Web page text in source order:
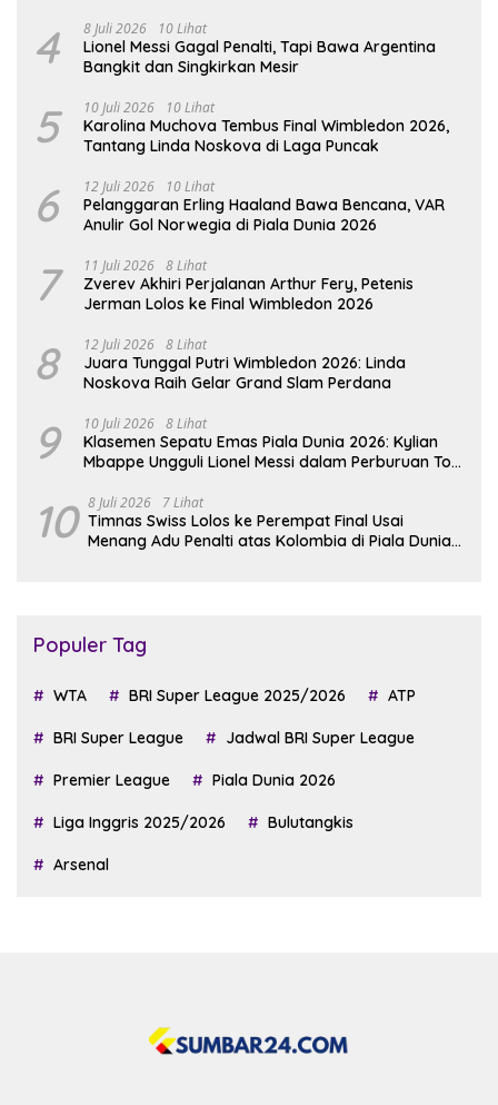
4 8 Juli 2026 10 Lihat
Lionel Messi Gagal Penalti, Tapi Bawa Argentina
Bangkit dan Singkirkan Mesir
5 10 Juli 2026 10 Lihat
Karolina Muchova Tembus Final Wimbledon 2026,
Tantang Linda Noskova di Laga Puncak
6 12 Juli 2026 10 Lihat
Pelanggaran Erling Haaland Bawa Bencana, VAR
Anulir Gol Norwegia di Piala Dunia 2026
7 11 Juli 2026 8 Lihat
Zverev Akhiri Perjalanan Arthur Fery, Petenis
Jerman Lolos ke Final Wimbledon 2026
8 12 Juli 2026 8 Lihat
Juara Tunggal Putri Wimbledon 2026: Linda
Noskova Raih Gelar Grand Slam Perdana
9 10 Juli 2026 8 Lihat
Klasemen Sepatu Emas Piala Dunia 2026: Kylian
Mbappe Ungguli Lionel Messi dalam Perburuan Top
10 8 Juli 2026 7 Lihat
Timnas Swiss Lolos ke Perempat Final Usai
Menang Adu Penalti atas Kolombia di Piala Dunia
Populer Tag
WTA BRI Super League 2025/2026 ATP
BRI Super League Jadwal BRI Super League
Premier League Piala Dunia 2026
Liga Inggris 2025/2026 Bulutangkis
Arsenal